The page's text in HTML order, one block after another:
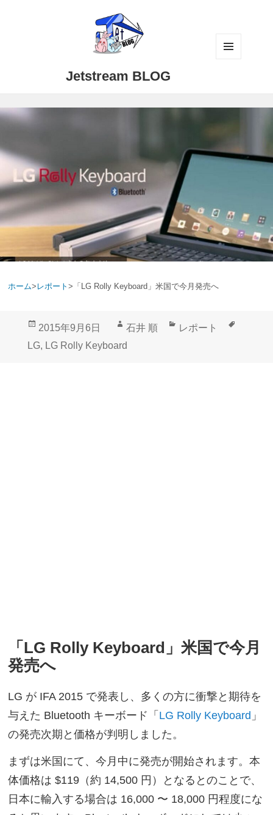
Jetstream BLOG
ホーム> レポート> 「LG Rolly Keyboard」米国で今月発売へ
投
稿
2015年9月6日
作
成
石井 順
カ
レポート
LG, LG Rolly Keyboard
「LG Rolly Keyboard」米国で今月
発売へ
LG が IFA 2015 で発表し、多くの方に衝撃と期待を
与えた Bluetooth キーボード「 LG Rolly Keyboard 」
の発売次期と価格が判明しました。
まずは米国にて、今月中に発売が開始されます。本
体価格は $119（約 14,500 円）となるとのことで、
日本に輸入する場合は 16,000 〜 18,000 円程度にな